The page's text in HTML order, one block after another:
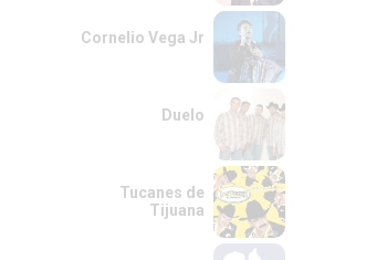
Cornelio Vega Jr
Duelo
Tucanes de
Tijuana